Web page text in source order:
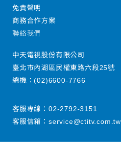
免責聲明
商務合作方案
聯絡我們
中天電視股份有限公司
臺北市內湖區民權東路六段25號
總機：(02)6600-7766
客服專線： 02-2792-3151
客服信箱： service@ctitv.com.tw